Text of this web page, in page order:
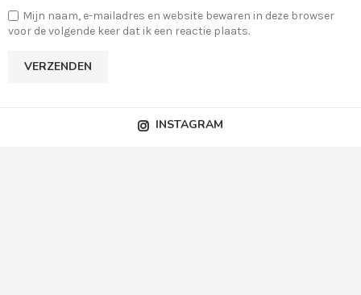
Mijn naam, e-mailadres en website bewaren in deze browser
voor de volgende keer dat ik een reactie plaats.
INSTAGRAM